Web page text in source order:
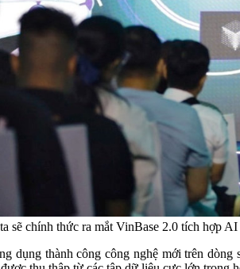
sẽ chính thức ra mắt VinBase 2.0 tích hợp
dụng thành công công nghệ mới trên